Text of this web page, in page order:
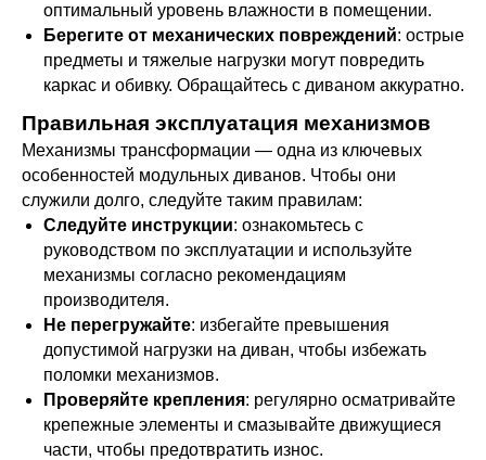
оптимальный уровень влажности в помещении.
Берегите от механических повреждений: острые
предметы и тяжелые нагрузки могут повредить
каркас и обивку. Обращайтесь с диваном аккуратно.
Правильная эксплуатация механизмов
Механизмы трансформации — одна из ключевых
особенностей модульных диванов. Чтобы они
служили долго, следуйте таким правилам:
Следуйте инструкции: ознакомьтесь с
руководством по эксплуатации и используйте
механизмы согласно рекомендациям
производителя.
Не перегружайте: избегайте превышения
допустимой нагрузки на диван, чтобы избежать
поломки механизмов.
Проверяйте крепления: регулярно осматривайте
крепежные элементы и смазывайте движущиеся
части, чтобы предотвратить износ.